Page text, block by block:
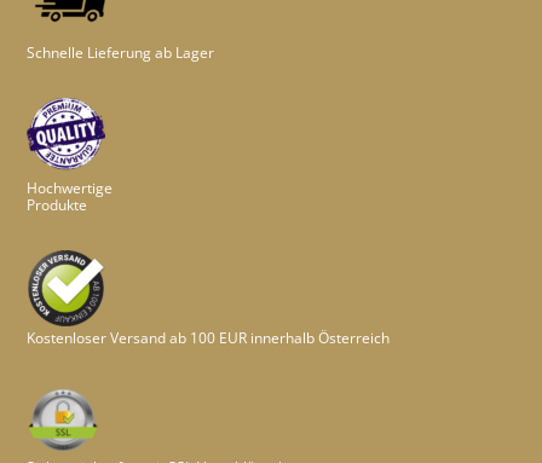
Schnelle Lieferung ab Lager
Hochwertige
Produkte
Kostenloser Versand ab 100 EUR innerhalb Österreich